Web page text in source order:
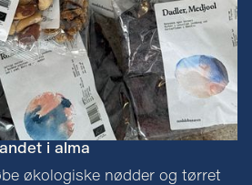
i alma
økologiske nødder og tørret